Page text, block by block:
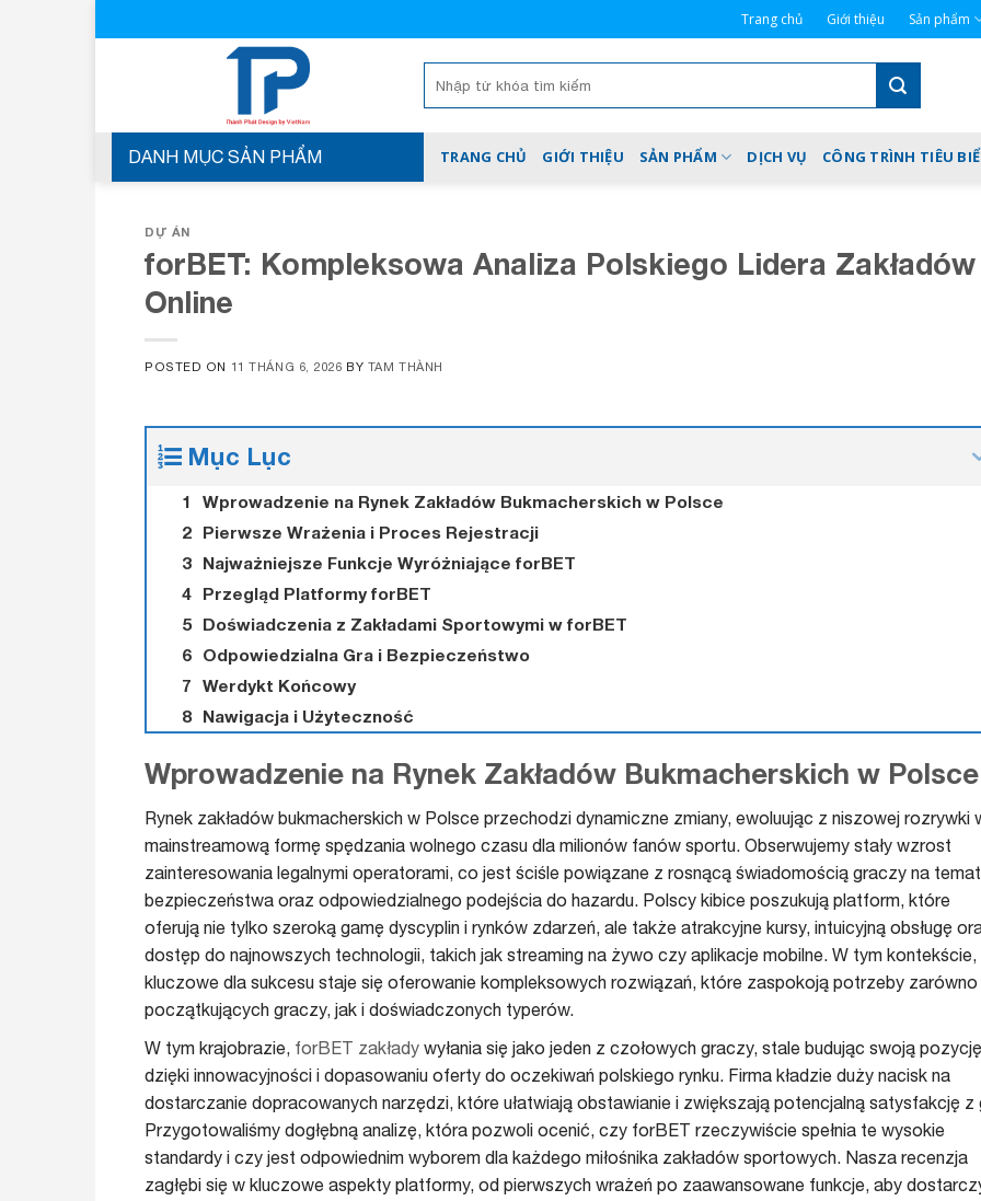
to
Trang chủ Giới thiệu Sản phẩm
kiếm:
DANH MỤC SẢN PHẨM TRANG CHỦ GIỚI THIỆU SẢN PHẨM DỊCH VỤ CÔNG TRÌNH TIÊU
DỰ ÁN
forBET: Kompleksowa Analiza Polskiego Lidera Zakładów
Online
POSTED ON 11 THÁNG 6, 2026 BY TAM THÀNH
Mục Lục
Wprowadzenie na Rynek Zakładów Bukmacherskich w Polsce
Pierwsze Wrażenia i Proces Rejestracji
Najważniejsze Funkcje Wyróżniające forBET
Przegląd Platformy forBET
Doświadczenia z Zakładami Sportowymi w forBET
Odpowiedzialna Gra i Bezpieczeństwo
Werdykt Końcowy
Nawigacja i Użyteczność
Wprowadzenie na Rynek Zakładów Bukmacherskich w Polsce
Rynek zakładów bukmacherskich w Polsce przechodzi dynamiczne zmiany, ewoluując z niszowej rozrywki
mainstreamową formę spędzania wolnego czasu dla milionów fanów sportu. Obserwujemy stały wzrost
zainteresowania legalnymi operatorami, co jest ściśle powiązane z rosnącą świadomością graczy na temat
bezpieczeństwa oraz odpowiedzialnego podejścia do hazardu. Polscy kibice poszukują platform, które
oferują nie tylko szeroką gamę dyscyplin i rynków zdarzeń, ale także atrakcyjne kursy, intuicyjną obsługę
dostęp do najnowszych technologii, takich jak streaming na żywo czy aplikacje mobilne. W tym kontekście,
kluczowe dla sukcesu staje się oferowanie kompleksowych rozwiązań, które zaspokoją potrzeby zarówno
początkujących graczy, jak i doświadczonych typerów.
W tym krajobrazie, forBET zakłady wyłania się jako jeden z czołowych graczy, stale budując swoją pozycję
dzięki innowacyjności i dopasowaniu oferty do oczekiwań polskiego rynku. Firma kładzie duży nacisk na
dostarczanie dopracowanych narzędzi, które ułatwiają obstawianie i zwiększają potencjalną satysfakcję z
Przygotowaliśmy dogłębną analizę, która pozwoli ocenić, czy forBET rzeczywiście spełnia te wysokie
standardy i czy jest odpowiednim wyborem dla każdego miłośnika zakładów sportowych. Nasza recenzja
zagłębi się w kluczowe aspekty platformy, od pierwszych wrażeń po zaawansowane funkcje, aby